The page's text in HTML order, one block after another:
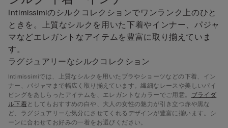
Intimissimiのシルクコレクションでワンランク上のひと
ときを。上質なシルクを用いた下着やインナー、パジャ
マなどエレガントなアイテムを豊富に取り揃えていま
す。
ラグジュアリーなシルクコレクション
Intimissimiでは、上質なシルクを用いたブラやショーツなどの下着、イン
ナー、パジャマまで幅広く取り揃えています。繊細なレースや美しいパイ
ピングをあしらったアイテムを、エレガントなカラーでご用意。 ブライダ
ル下着 としてもおすすめの白や、大人の女性の魅力が引き立つ赤や黒な
ど、ラグジュアリーな気分にさせてくれるデザインが豊富に揃います。シ
ーンに合わせてお好みの一着をお選びください。